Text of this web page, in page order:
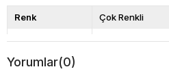
Renk Çok Renkli
Boy Uzun
Desen
Yorumlar(0)